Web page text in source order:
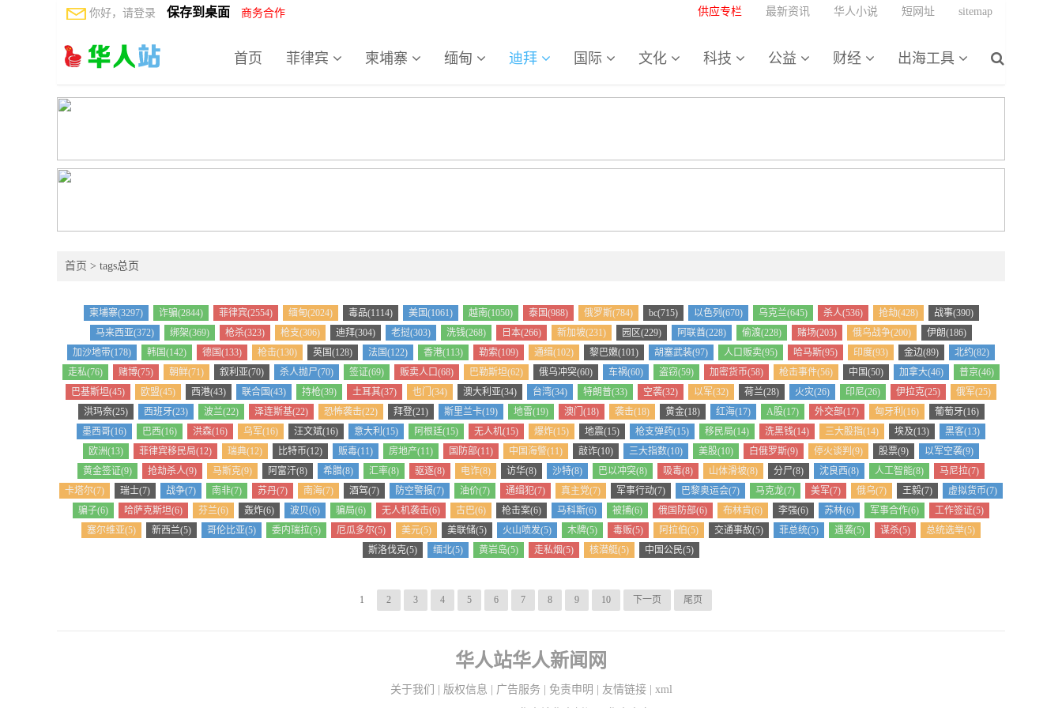
首页 菲律宾 柬埔寨 缅甸 迪拜 国际 文化 科技 公益 财经 出海工具
你好，请登录 保存到桌面 商务合作 供应专栏 最新资讯 华人小说 短网址 sitemap
首页 > tags总页
柬埔寨(3297) 诈骗(2844) 菲律宾(2554) 缅甸(2024) 毒品(1114) 美国(1061) 越南(1050) 泰国(988) 俄罗斯(784) bc(715) 以色列(670) 乌克兰(645) 杀人(536) 抢劫(428)
战事(390)
马来西亚(372)
绑架(369) 枪杀(323) 枪支(306) 迪拜(304) 老挝(303) 洗钱(268) 日本(266) 新加坡(231) 园区(229) 阿联酋(228) 偷渡(228) 赌场(203) 俄乌战争(200)
伊朗(186)
加沙地带(178)
韩国(142) 德国(133) 枪击(130) 英国(128) 法国(122) 香港(113) 勒索(109) 通缉(102) 黎巴嫩(101) 胡塞武装(97) 人口贩卖(95) 哈马斯(95) 印度(93) 金边(89)
北约(82)
走私(76)
赌博(75) 朝鲜(71) 叙利亚(70) 杀人抛尸(70) 签证(69) 贩卖人口(68) 巴勒斯坦(62) 俄乌冲突(60) 车祸(60) 盗窃(59) 加密货币(58) 枪击事件(56) 中国(50) 加拿大(46)
普京(46)
巴基斯坦(45)
欧盟(45) 西港(43) 联合国(43) 持枪(39) 土耳其(37) 也门(34) 澳大利亚(34) 台湾(34) 特朗普(33) 空袭(32) 以军(32) 荷兰(28) 火灾(26) 印尼(26) 伊拉克(25)
俄军(25)
洪玛奈(25)
西班牙(23) 波兰(22) 泽连斯基(22) 恐怖袭击(22) 拜登(21) 斯里兰卡(19) 地雷(19) 澳门(18) 袭击(18) 黄金(18) 红海(17) A股(17) 外交部(17) 匈牙利(16)
葡萄牙(16)
墨西哥(16)
巴西(16) 洪森(16) 乌军(16) 汪文斌(16) 意大利(15) 阿根廷(15) 无人机(15) 爆炸(15) 地震(15) 枪支弹药(15) 移民局(14) 洗黑钱(14) 三大股指(14) 埃及(13)
黑客(13)
欧洲(13)
菲律宾移民局(12) 瑞典(12) 比特币(12) 贩毒(11) 房地产(11) 国防部(11) 中国海警(11) 敲诈(10) 三大指数(10) 美股(10) 白俄罗斯(9) 停火谈判(9) 股票(9)
以军空袭(9)
黄金签证(9)
抢劫杀人(9) 马斯克(9) 阿富汗(8) 希腊(8) 汇率(8) 驱逐(8) 电诈(8) 访华(8) 沙特(8) 巴以冲突(8) 吸毒(8) 山体滑坡(8) 分尸(8) 沈良西(8) 人工智能(8)
马尼拉(7)
卡塔尔(7)
瑞士(7) 战争(7) 南非(7) 苏丹(7) 南海(7) 酒驾(7) 防空警报(7) 油价(7) 通缉犯(7) 真主党(7) 军事行动(7) 巴黎奥运会(7) 马克龙(7) 美军(7) 俄乌(7) 王毅(7)
虚拟货币(7)
骗子(6)
哈萨克斯坦(6) 芬兰(6) 轰炸(6) 波贝(6) 骗局(6) 无人机袭击(6) 古巴(6) 枪击案(6) 马科斯(6) 被捕(6) 俄国防部(6) 布林肯(6) 李强(6) 苏林(6) 军事合作(6)
工作签证(5)
塞尔维亚(5)
新西兰(5) 哥伦比亚(5) 委内瑞拉(5) 厄瓜多尔(5) 美元(5) 美联储(5) 火山喷发(5) 木牌(5) 毒贩(5) 阿拉伯(5) 交通事故(5) 菲总统(5) 遇袭(5) 谋杀(5)
总统选举(5)
斯洛伐克(5)
缅北(5) 黄岩岛(5) 走私烟(5) 核潜艇(5) 中国公民(5)
1 2 3 4 5 6 7 8 9 10 下一页 尾页
华人站华人新闻网
关于我们 版权信息 广告服务 免责申明 友情链接| xml